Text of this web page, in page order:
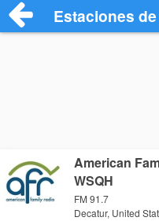
Estaciones
American
WSQH
FM 91.7
Decatur, United